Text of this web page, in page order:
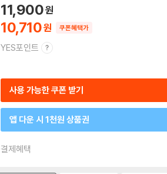
10,710
11,900
쿠폰혜택가
YES포인트
사용 가능한 쿠폰 받기
앱 다운 시 1천원 상품권
결제혜택